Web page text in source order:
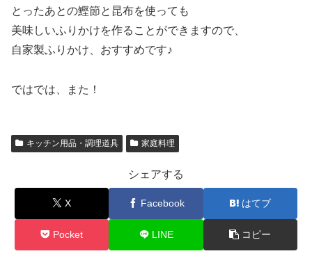
とったあとの鰹節と昆布を使っても
美味しいふりかけを作ることができますので、
自家製ふりかけ、おすすめです♪
ではでは、また！
キッチン用品・調理道具 家庭料理
シェアする
X Facebook はてブ
Pocket LINE コピー